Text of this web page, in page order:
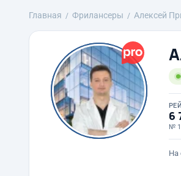
Главная Фрилансеры Алексей
6
№
На